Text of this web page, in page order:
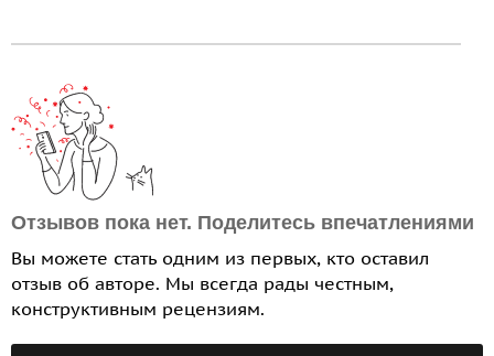
Отзывов пока нет. Поделитесь впечатлениями
Вы можете стать одним из первых, кто оставил
отзыв об авторе. Мы всегда рады честным,
конструктивным рецензиям.